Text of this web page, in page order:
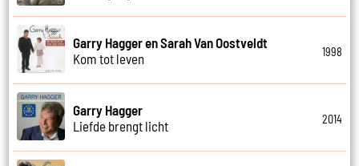
Garry Hagger en Sarah Van Oostveldt
Kom tot leven
1998
Garry Hagger
Liefde brengt licht
2014